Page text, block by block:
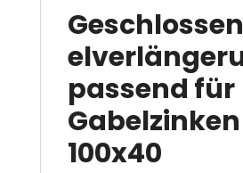
passend für
Gabelzinken
100x40